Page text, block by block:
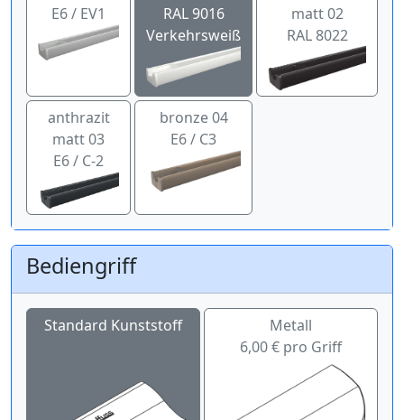
E6 / EV1
RAL 9016
Verkehrsweiß
matt 02
RAL 8022
anthrazit
matt 03
E6 / C-2
bronze 04
E6 / C3
Bediengriff
Standard Kunststoff
Metall
6,00 € pro Griff